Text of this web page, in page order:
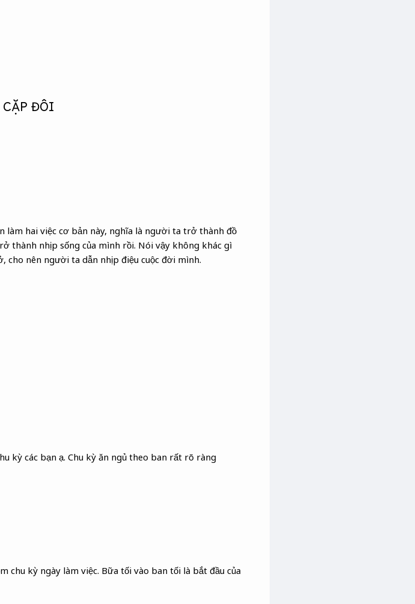
ĐÔI
làm hai việc cơ bản này, nghĩa là người ta trở thành đồ
thành nhịp sống của mình rồi. Nói vậy không khác gì
nên người ta dẫn nhịp điệu cuộc đời mình.
kỳ các bạn ạ. Chu kỳ ăn ngủ theo ban rất rõ ràng
chu kỳ ngày làm việc. Bữa tối vào ban tối là bắt đầu của